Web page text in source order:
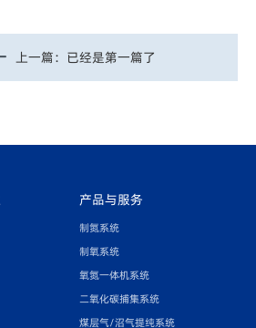
上一篇： 已经是第一篇了
产品与服务
制氮系统
制氧系统
氧氮一体机系统
二氧化碳捕集系统
煤层气/沼气提纯系统